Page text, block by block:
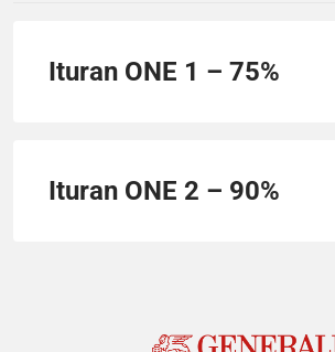
Ituran ONE 1 – 75%
Ituran ONE 2 – 90%